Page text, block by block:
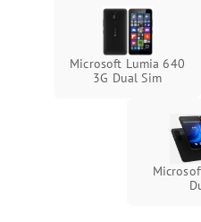
Microsoft Lumia 640
3G Dual Sim